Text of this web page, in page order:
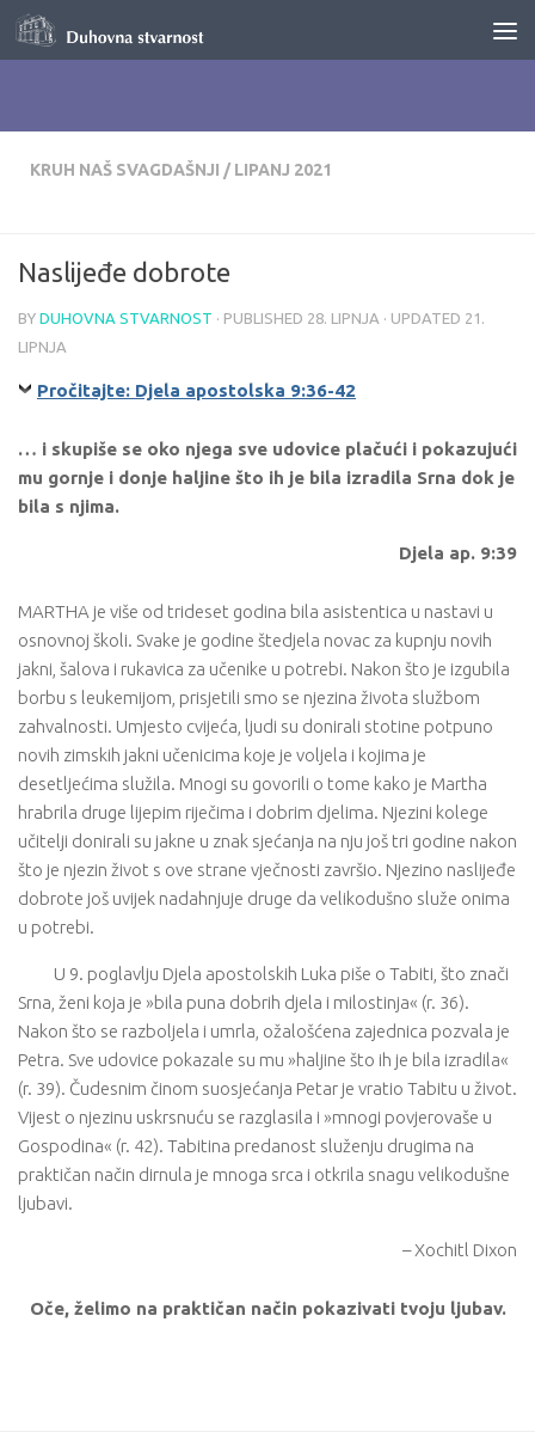
Skip to content
KRUH NAŠ SVAGDAŠNJI / LIPANJ 2021
Naslijeđe dobrote
BY DUHOVNA STVARNOST · PUBLISHED 28. LIPNJA · UPDATED 21.
LIPNJA
Pročitajte: Djela apostolska 9:36-42
… i skupiše se oko njega sve udovice plačući i pokazujući
mu gornje i donje haljine što ih je bila izradila Srna dok je
bila s njima.
Djela ap. 9:39
MARTHA je više od trideset godina bila asistentica u nastavi u
osnovnoj školi. Svake je godine štedjela novac za kupnju novih
jakni, šalova i rukavica za učenike u potrebi. Nakon što je izgubila
borbu s leukemijom, prisjetili smo se njezina života službom
zahvalnosti. Umjesto cvijeća, ljudi su donirali stotine potpuno
novih zimskih jakni učenicima koje je voljela i kojima je
desetljećima služila. Mnogi su govorili o tome kako je Martha
hrabrila druge lijepim riječima i dobrim djelima. Njezini kolege
učitelji donirali su jakne u znak sjećanja na nju još tri godine nakon
što je njezin život s ove strane vječnosti završio. Njezino naslijeđe
dobrote još uvijek nadahnjuje druge da velikodušno služe onima
u potrebi.
U 9. poglavlju Djela apostolskih Luka piše o Tabiti, što znači
Srna, ženi koja je »bila puna dobrih djela i milostinja« (r. 36).
Nakon što se razboljela i umrla, ožalošćena zajednica pozvala je
Petra. Sve udovice pokazale su mu »haljine što ih je bila izradila«
(r. 39). Čudesnim činom suosjećanja Petar je vratio Tabitu u život.
Vijest o njezinu uskrsnuću se razglasila i »mnogi povjerovaše u
Gospodina« (r. 42). Tabitina predanost služenju drugima na
praktičan način dirnula je mnoga srca i otkrila snagu velikodušne
ljubavi.
– Xochitl Dixon
Oče, želimo na praktičan način pokazivati tvoju ljubav.